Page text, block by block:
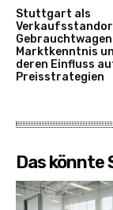
Stuttgart als
Marktkenntnis
deren Einfluss
Preisstrategien
Das könnte